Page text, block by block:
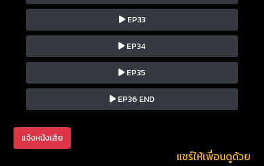
EP33
EP34
EP35
EP36 END
แจ้งหนังเสีย
แชร์ให้เพื่อนดูด้วย